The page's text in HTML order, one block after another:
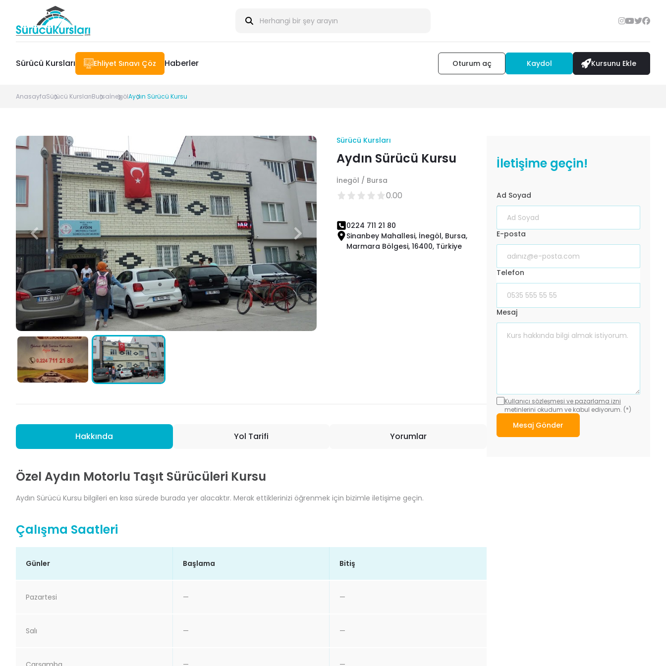
Sürücü Kursları Ehliyet Sınavı Çöz Haberler Oturum aç Kaydol Kursunu Ekle
AnasayfaSürücü KurslarıBursaİnegölAydın Sürücü Kursu
Sürücü Kursları
Aydın Sürücü Kursu
İnegöl / Bursa
0.00
0224 711 21 80
Sinanbey Mahallesi, İnegöl, Bursa,
Marmara Bölgesi, 16400, Türkiye
Hakkında Yol Tarifi Yorumlar
Özel Aydın Motorlu Taşıt Sürücüleri Kursu
Aydın Sürücü Kursu bilgileri en kısa sürede burada yer alacaktır. Merak ettiklerinizi öğrenmek için bizimle iletişime geçin.
Çalışma Saatleri
Günler Başlama Bitiş
Pazartesi — —
Salı — —
İletişime geçin!
Ad Soyad
E-posta
Telefon
Mesaj
Kullanıcı sözleşmesi ve pazarlama izni
metinlerini okudum ve kabul ediyorum. (*)
Mesaj Gönder